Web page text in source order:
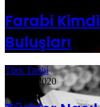
Farabi
Buluşları
Türk Tarihi
6 Nisan 2020